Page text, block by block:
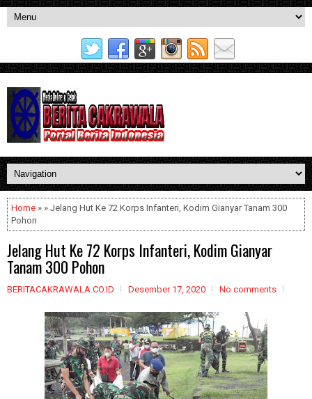
Home » » Jelang Hut Ke 72 Korps Infanteri, Kodim Gianyar Tanam 300
Pohon
Jelang Hut Ke 72 Korps Infanteri, Kodim Gianyar
Tanam 300 Pohon
BERITACAKRAWALA.CO.ID Desember 17, 2020 No comments